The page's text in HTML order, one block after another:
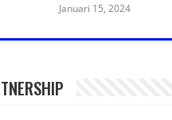
Januari 15, 2024